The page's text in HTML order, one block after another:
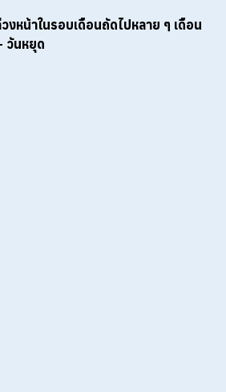
งหน้าในรอบเดือนถัดไปหลาย ๆ เดือน
วันหยุด